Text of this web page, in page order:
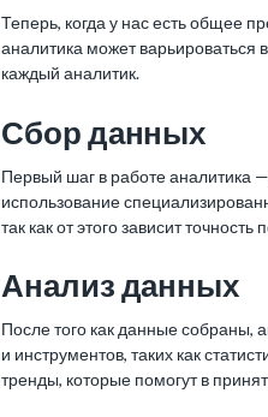
Теперь, когда у нас есть общее
аналитика может варьироваться
каждый аналитик.
Сбор данных
Первый шаг в работе аналитика
использование
так как от этого зависит
Анализ данных
После того как данные собраны,
и инструментов, таких как
тренды, которые помогут в